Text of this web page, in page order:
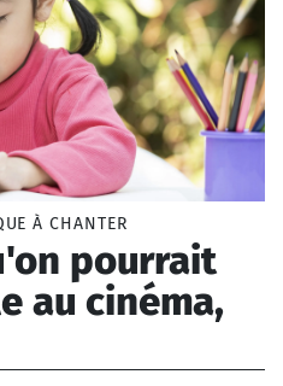
À CHANTER
pourrait
au cinéma,